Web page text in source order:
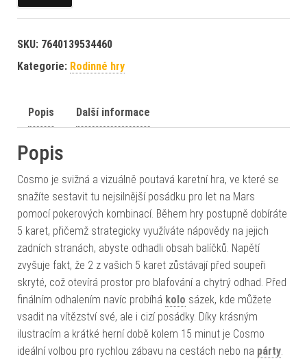
SKU: 7640139534460
Kategorie: Rodinné hry
Popis Další informace
Popis
Cosmo je svižná a vizuálně poutavá karetní hra, ve které se
snažíte sestavit tu nejsilnější posádku pro let na Mars
pomocí pokerových kombinací. Během hry postupně dobíráte
5 karet, přičemž strategicky využíváte nápovědy na jejich
zadních stranách, abyste odhadli obsah balíčků. Napětí
zvyšuje fakt, že 2 z vašich 5 karet zůstávají před soupeři
skryté, což otevírá prostor pro blafování a chytrý odhad. Před
finálním odhalením navíc probíhá kolo sázek, kde můžete
vsadit na vítězství své, ale i cizí posádky. Díky krásným
ilustracím a krátké herní době kolem 15 minut je Cosmo
ideální volbou pro rychlou zábavu na cestách nebo na párty